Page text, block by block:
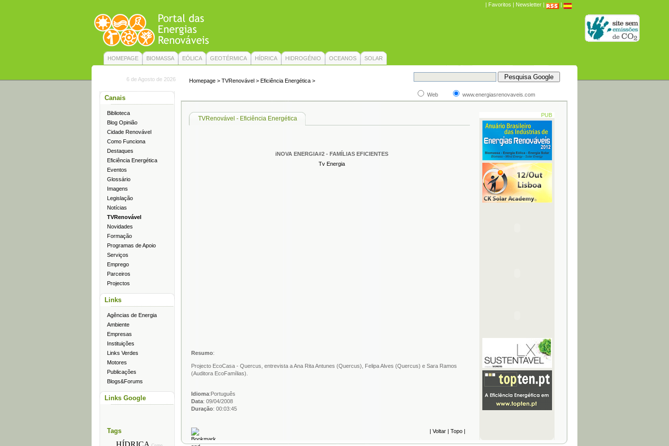
| Favoritos | Newsletter | |
HOMEPAGE BIOMASSA EÓLICA GEOTÉRMICA HÍDRICA HIDROGÉNIO OCEANOS SOLAR
6 de Agosto de 2026
Canais
Biblioteca
Blog Opinião
Cidade Renovável
Como Funciona
Destaques
Eficiência Energética
Eventos
Glossário
Imagens
Legislação
Notícias
TVRenovável
Novidades
Formação
Programas de Apoio
Serviços
Emprego
Parceiros
Projectos
Links
Agências de Energia
Ambiente
Empresas
Instituições
Links Verdes
Motores
Publicações
Blogs&Forums
Links Google
Tags
HÍDRICA
Homepage > TVRenovável > Eficiência Energética >
Web www.energiasrenovaveis.com
TVRenovável - Eficiência Energética
iNOVA ENERGIA#2 - FAMÍLIAS EFICIENTES
Tv Energia
Resumo:
Projecto EcoCasa - Quercus, entrevista a Ana Rita Antunes (Quercus), Felipa Alves (Quercus) e Sara Ramos
(Auditora EcoFamílias).
Idioma:Português
Data: 09/04/2008
Duração: 00:03:45
| Voltar | Topo |
PUB